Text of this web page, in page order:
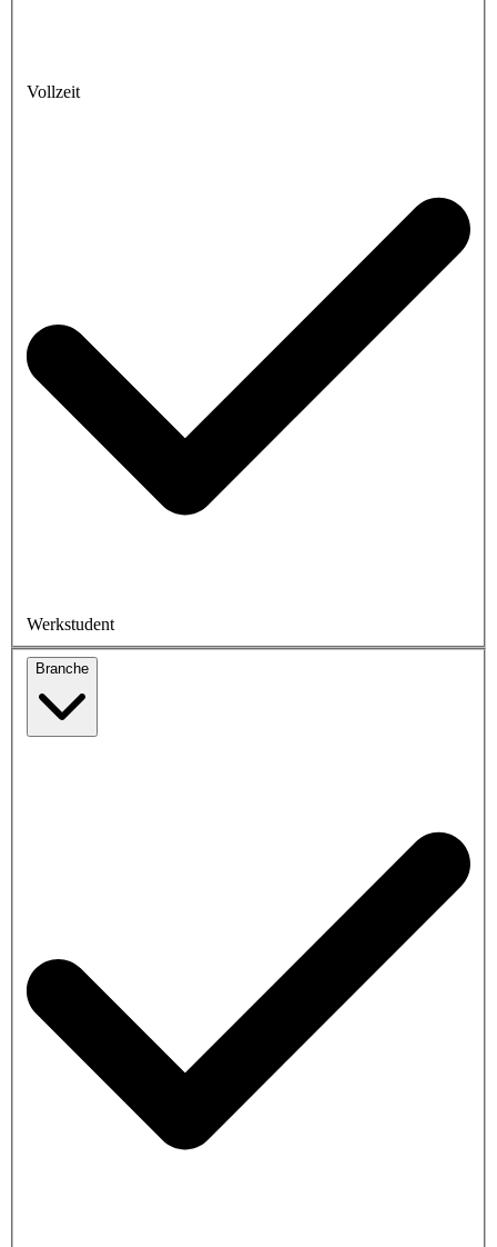
Vollzeit
Werkstudent
Branche